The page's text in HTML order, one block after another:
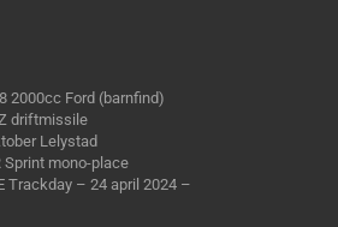
2000cc Ford (barnfind)
driftmissile
Lelystad
Sprint mono-place
Trackday – 24 april 2024 –